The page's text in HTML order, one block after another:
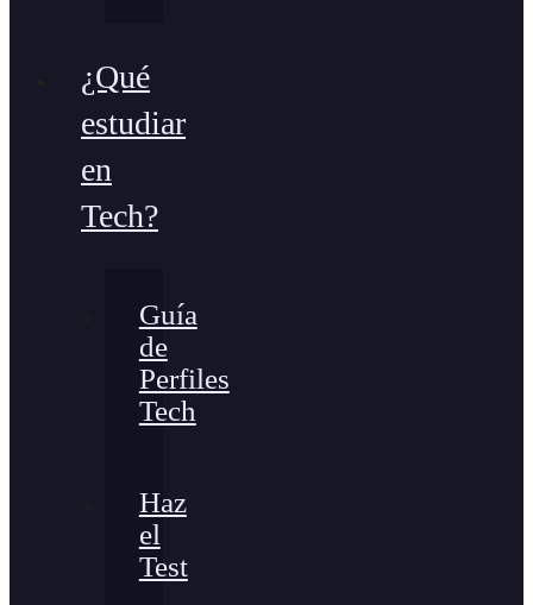
¿Qué
estudiar
en
Tech?
Guía
de
Perfiles
Tech
Haz
el
Test